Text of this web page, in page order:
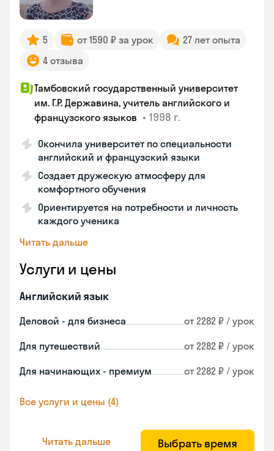
5 от 1590 ₽ за урок
27 лет опыта
4 отзыва
Тамбовский государственный университет
им. Г.Р. Державина, учитель английского и
французского языков • 1998 г.
Окончила университет по специальности
английский и французский языки
Создает дружескую атмосферу для
комфортного обучения
Ориентируется на потребности и личность
каждого ученика
Читать дальше
Услуги и цены
Английский язык
Деловой - для бизнеса от 2282 ₽ / урок
Для путешествий от 2282 ₽ / урок
Для начинающих - премиум от 2282 ₽ / урок
Все услуги и цены (4)
Читать дальше Выбрать время